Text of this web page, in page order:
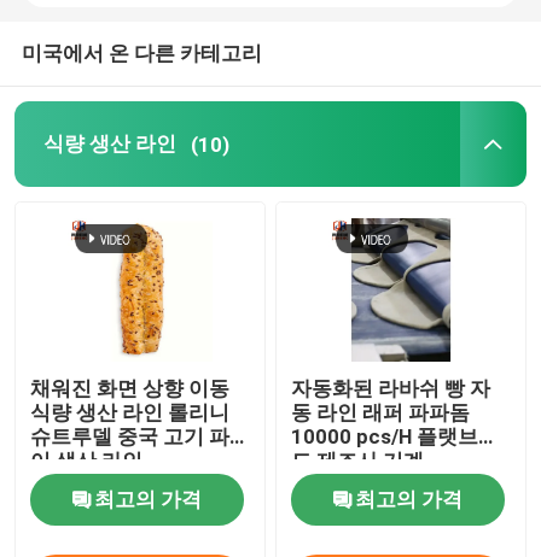
도넛 성형기
중국 고기 파이 생산 라인
미국에서 온 다른 카테고리
식량 생산 라인 (10)
채워진 화면 상향 이동
식량 생산 라인 롤리니
슈트루델 중국 고기 파
이 생산 라인
최고의 가격
자동화된 라바쉬 빵 자
동 라인 래퍼 파파돔
10000 pcs/H 플랫브레
드 제조사 기계
최고의 가격